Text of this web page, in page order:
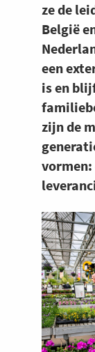
ze de
België
een
is en
zijn de
vormen: